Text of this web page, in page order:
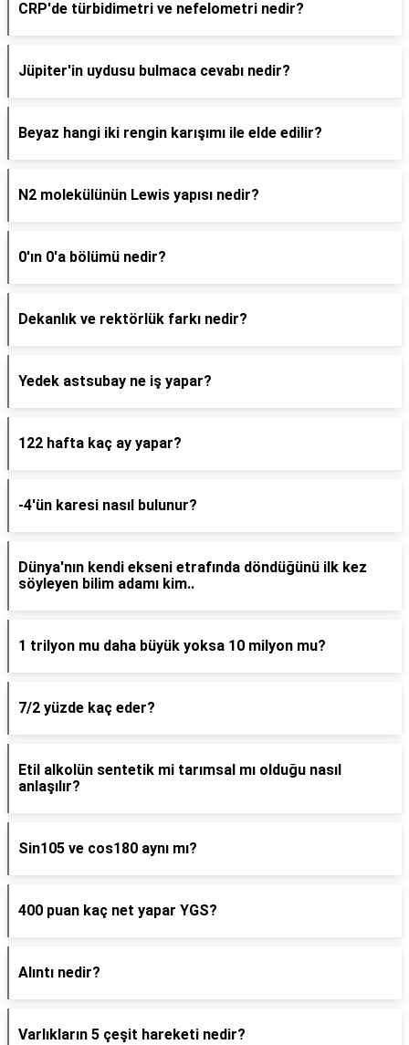
CRP'de türbidimetri ve nefelometri nedir?
Jüpiter'in uydusu bulmaca cevabı nedir?
Beyaz hangi iki rengin karışımı ile elde edilir?
N2 molekülünün Lewis yapısı nedir?
0'ın 0'a bölümü nedir?
Dekanlık ve rektörlük farkı nedir?
Yedek astsubay ne iş yapar?
122 hafta kaç ay yapar?
-4'ün karesi nasıl bulunur?
Dünya'nın kendi ekseni etrafında döndüğünü ilk kez
söyleyen bilim adamı kim..
1 trilyon mu daha büyük yoksa 10 milyon mu?
7/2 yüzde kaç eder?
Etil alkolün sentetik mi tarımsal mı olduğu nasıl
anlaşılır?
Sin105 ve cos180 aynı mı?
400 puan kaç net yapar YGS?
Alıntı nedir?
Varlıkların 5 çeşit hareketi nedir?